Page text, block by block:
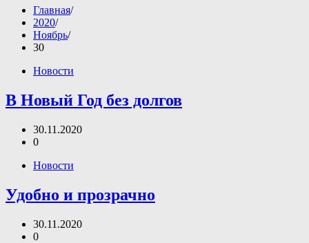
Главная
2020
Ноябрь
30
Новости
В Новый Год без долгов
30.11.2020
0
Новости
Удобно и прозрачно
30.11.2020
0